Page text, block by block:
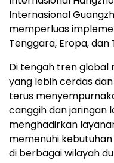
Internasional
memperluas
Tenggara, Eropa, dan
Di tengah tren global
yang lebih cerdas
terus
canggih dan jaringan
menghadirkan
memenuhi
di berbagai wilayah